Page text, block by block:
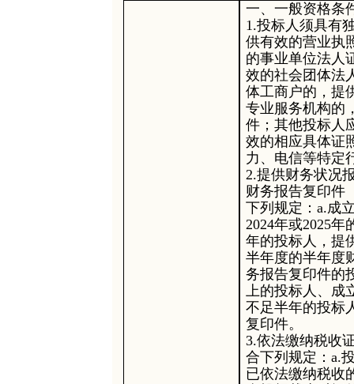
一、 一般资格条
1.投标人须具有
供有效的营业执
的事业单位法人
效的社会团体法
体工商户的，提
专业服务机构的
件；其他投标人
效的相应具体证
力、电信等特定
2.提供财务状况
财务报告复印件
下列规定：a.成
2024年或2025年
年的投标人，提
半年度的半年度
务报告复印件的
上的投标人、成
不足半年的投标
复印件。
3.依法缴纳税收
合下列规定：a.
已依法缴纳税收